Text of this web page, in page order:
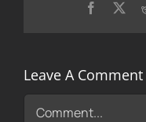
Facebook
Leave A Comment
Comment